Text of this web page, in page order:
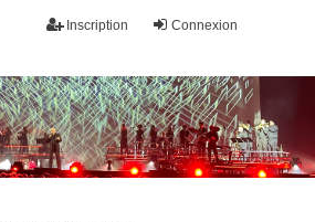
Connexion
Inscription